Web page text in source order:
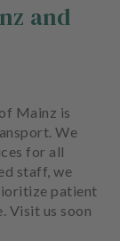
and
Mainz is
We
for all
staff, we
patient
Visit us soon